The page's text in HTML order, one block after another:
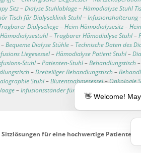
Sitz–Dialyse Stuhlablage–Hämodialyse Stuhl
Tisch für Dialyseklinik Stuhl–Infusionshalterung
Dialyseliege–Heim-Hämodialysesitz–
– Tragbarer Hämodialyse Stuhl–
–Bequeme Dialyse Stühle– Technische Daten des
Liegesessel–Hämodialyse Patient Stuhl–
Stuhl–Patienten-Stuhl–Behandlungstisch–
–Dreiteiliger Behandlungstisch–
Stuhl–Blutentnahmesessel–Onkologie
–Infusionsständer für Bett
Sitzlösungen für eine hochwertige
👋 Welcome!